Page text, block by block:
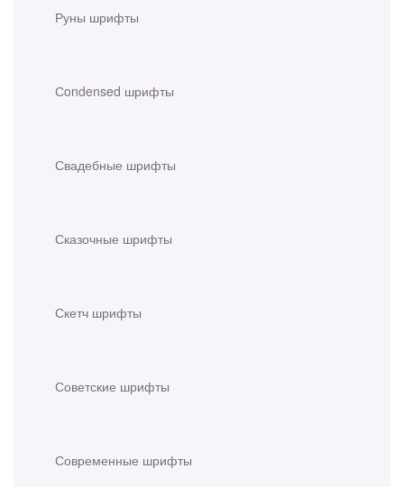
Руны шрифты
Сondensed шрифты
Свадебные шрифты
Сказочные шрифты
Скетч шрифты
Советские шрифты
Современные шрифты